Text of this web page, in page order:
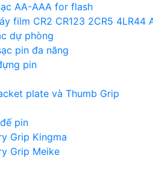
AA-AAA for flash
film CR2 CR123 2CR5 4LR44
dự phòng
pin đa năng
pin
plate và Thumb Grip
pin
Grip Kingma
Grip Meike